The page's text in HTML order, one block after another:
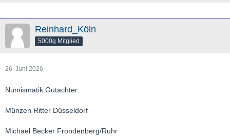
Reinhard_Köln
5000g Mitglied
26. Juni 2026
Numismatik Gutachter:
Münzen Ritter Düsseldorf
Michael Becker Fröndenberg/Ruhr